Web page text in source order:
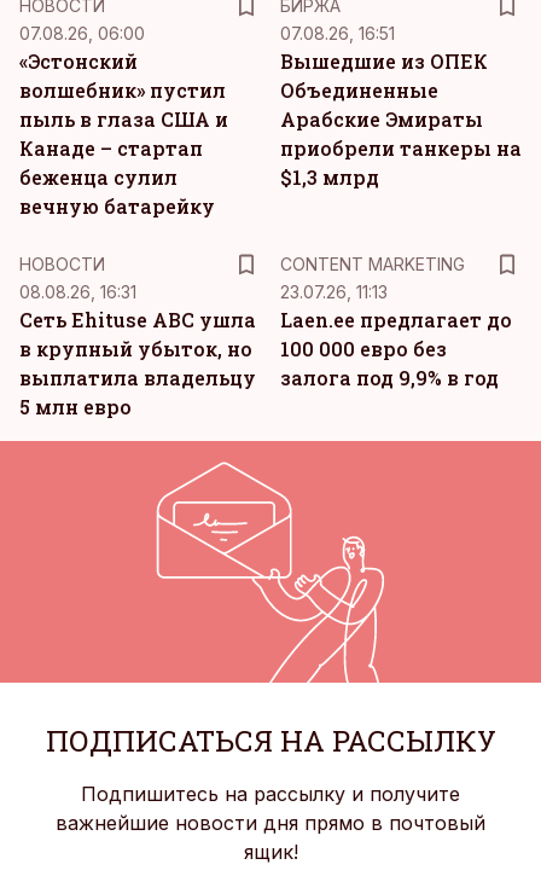
НОВОСТИ
07.08.26, 06:00
«Эстонский
волшебник» пустил
пыль в глаза США и
Канаде – стартап
беженца сулил
вечную батарейку
БИРЖА
07.08.26, 16:51
Вышедшие из ОПЕК
Объединенные
Арабские Эмираты
приобрели танкеры на
$1,3 млрд
НОВОСТИ
08.08.26, 16:31
Сеть Ehituse ABC ушла
в крупный убыток, но
выплатила владельцу
5 млн евро
CONTENT MARKETING
23.07.26, 11:13
Laen.ee предлагает до
100 000 евро без
залога под 9,9% в год
ПОДПИСАТЬСЯ НА РАССЫЛКУ
Подпишитесь на рассылку и получите
важнейшие новости дня прямо в почтовый
ящик!